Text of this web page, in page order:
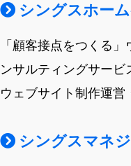
シングスホー
「顧客接点をつくる
ンサルティングサー
ウェブサイト制作運営
シングスマネ